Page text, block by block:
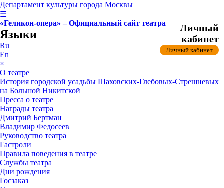
Департамент культуры города Москвы
☰
«Геликон-опера» – Официальный сайт театра
Языки
Ru
En
×
О театре
История городской усадьбы Шаховских-Глебовых-Стрешневых
на Большой Никитской
Пресса о театре
Награды театра
Дмитрий Бертман
Владимир Федосеев
Руководство театра
Гастроли
Правила поведения в театре
Службы театра
Дни рождения
Госзаказ
Личный
кабинет
Личный кабинет